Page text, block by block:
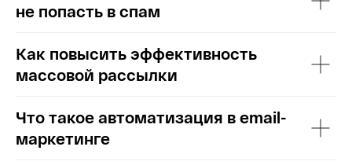
не попасть в спам
Как повысить эффективность
массовой рассылки
Что такое автоматизация в email-
маркетинге